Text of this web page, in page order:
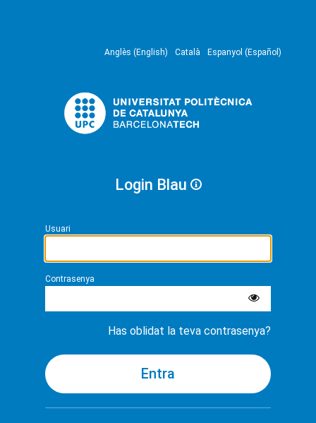
Anglès (English) Català Espanyol (Español)
Login Blau
Usuari
Contrasenya
Has oblidat la teva contrasenya?